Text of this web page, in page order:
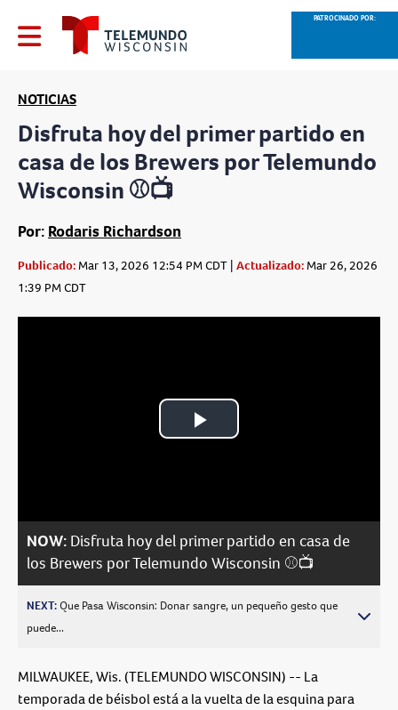
PATROCINADO POR:
NOTICIAS
Disfruta hoy del primer partido en
casa de los Brewers por Telemundo
Wisconsin ⚾📺
Por: Rodaris Richardson
Publicado: Mar 13, 2026 12:54 PM CDT | Actualizado: Mar 26, 2026
1:39 PM CDT
Play
NOW: Disfruta hoy del primer partido en casa de
los Brewers por Telemundo Wisconsin ⚾📺
NEXT:Que Pasa Wisconsin: Donar sangre, un pequeño gesto que
puede...
MILWAUKEE, Wis. (TELEMUNDO WISCONSIN) -- La
temporada de béisbol está a la vuelta de la esquina para